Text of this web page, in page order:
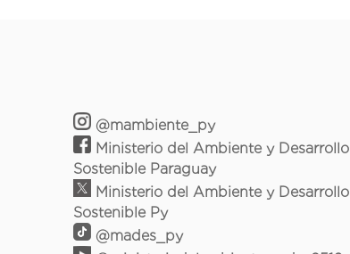
@mambiente_py
Ministerio del Ambiente y Desarrollo
Sostenible Paraguay
Ministerio del Ambiente y Desarrollo
Sostenible Py
@mades_py